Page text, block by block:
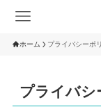
ホーム プライバシーポ
プライバシ